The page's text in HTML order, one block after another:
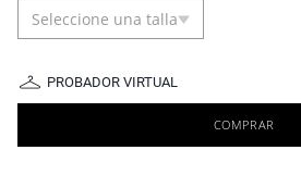
Seleccione una talla
PROBADOR VIRTUAL
COMPRAR